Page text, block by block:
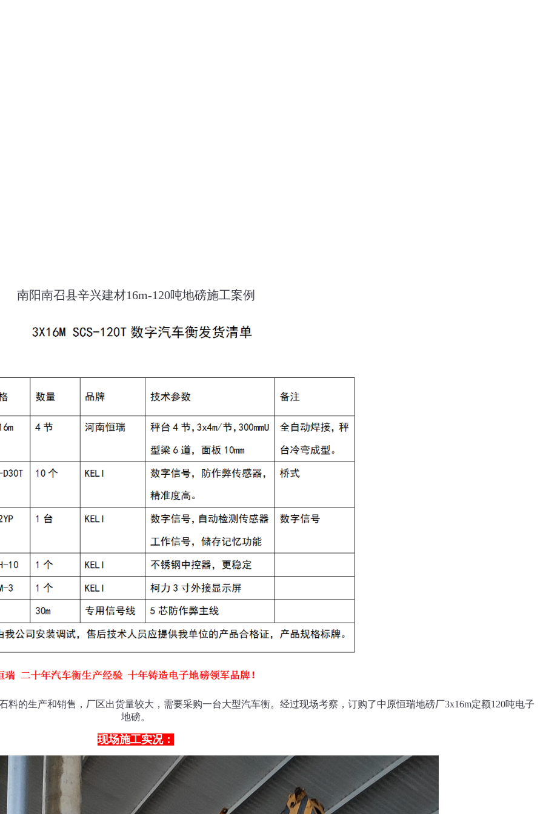
南阳南召县辛兴建材16m-120吨地磅施工案例
的生产和销售，厂区出货量较大，需要采购一台大型汽车衡。经过现场考察，订购了中原恒瑞地磅厂3x16m定额120吨电子
地磅。
现场施工实况：